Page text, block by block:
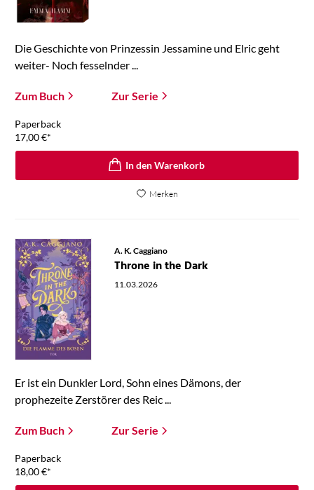
Die Geschichte von Prinzessin Jessamine und Elric geht
weiter- Noch fesselnder ...
Zum Buch Zur Serie
Paperback
17,00€*
In den Warenkorb
Merken
A. K. Caggiano
Throne in the Dark
11.03.2026
Er ist ein Dunkler Lord, Sohn eines Dämons, der
prophezeite Zerstörer des Reic ...
Zum Buch Zur Serie
Paperback
18,00€*